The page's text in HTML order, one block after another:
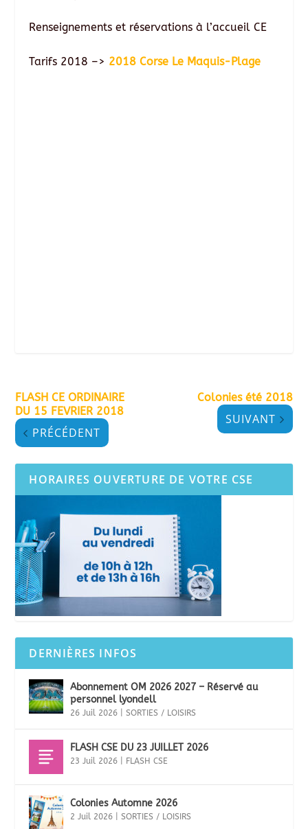
Renseignements et réservations à l’accueil CE
Tarifs 2018 –> 2018 Corse Le Maquis-Plage
FLASH CE ORDINAIRE
DU 15 FEVRIER 2018
PRÉCÉDENT
Colonies été 2018
SUIVANT
HORAIRES OUVERTURE DE VOTRE CSE
DERNIÈRES INFOS
Abonnement OM 2026 2027 – Réservé au
personnel lyondell
26 Juil 2026 |SORTIES / LOISIRS
FLASH CSE DU 23 JUILLET 2026
23 Juil 2026 FLASH CSE
Colonies Automne 2026
2 Juil 2026 |SORTIES / LOISIRS